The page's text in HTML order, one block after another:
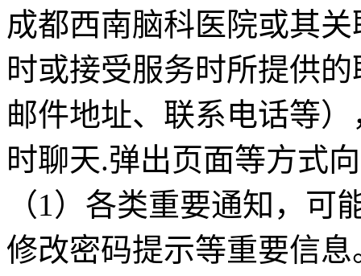
成都西南脑科医院或其
时或接受服务时所提供
邮件地址、联系电话等
时聊天.弹出页面等方式
（1）各类重要通知，
修改密码提示等重要信